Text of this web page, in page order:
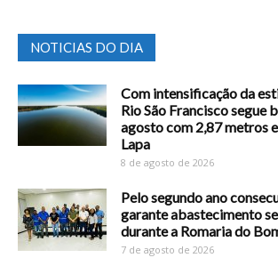
NOTICIAS DO DIA
Com intensificação da
Rio São Francisco segue
agosto com 2,87 metros
Lapa
8 de agosto de 2026
Pelo segundo ano
garante abastecimento
durante a Romaria do
7 de agosto de 2026